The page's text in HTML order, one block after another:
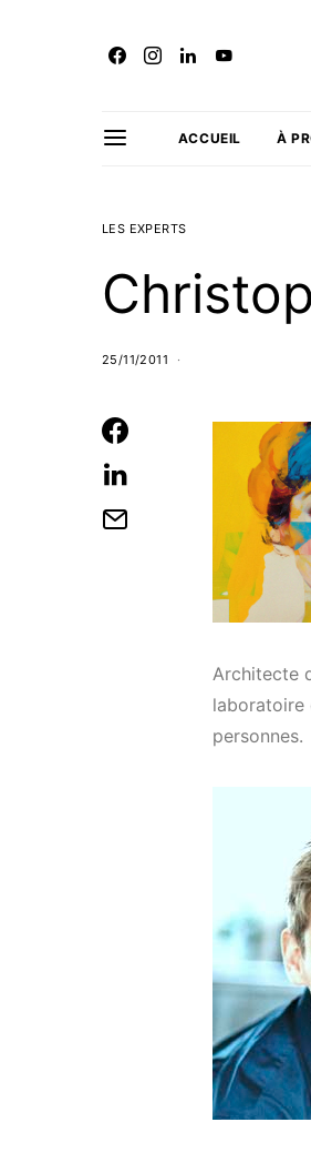
ACCUEIL À
LES EXPERTS
25/11/2011
Architecte
laboratoire
personnes.